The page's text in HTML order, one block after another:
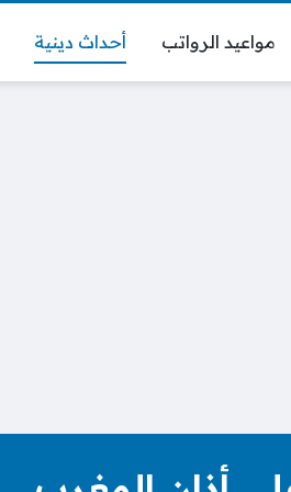
مواعيد الرواتب أحداث دينية